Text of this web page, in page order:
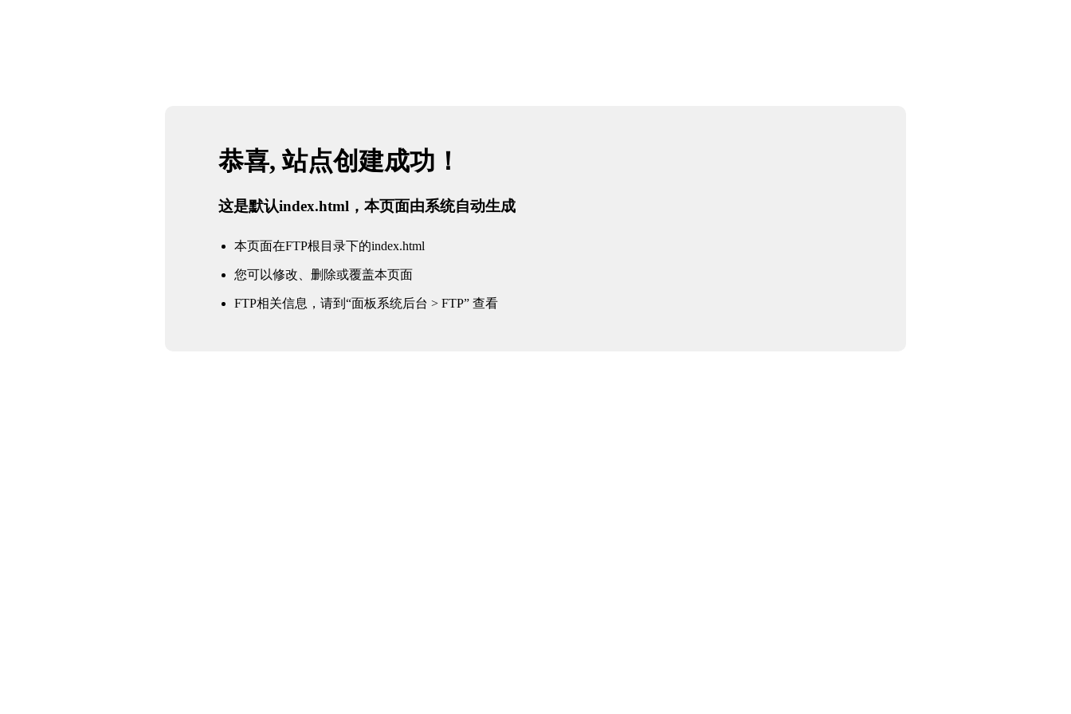
恭喜, 站点创建成功！
这是默认index.html，本页面由系统自动生成
本页面在FTP根目录下的index.html
您可以修改、删除或覆盖本页面
FTP相关信息，请到“面板系统后台 > FTP” 查看